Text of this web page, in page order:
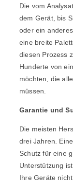
Die vom
dem Gerät, bis
oder ein
eine breite
diesen Prozess
Hunderte von
möchten, die
müssen.
Garantie und
Die meisten
drei Jahren.
Schutz für eine
Unterstützung
Ihre Geräte